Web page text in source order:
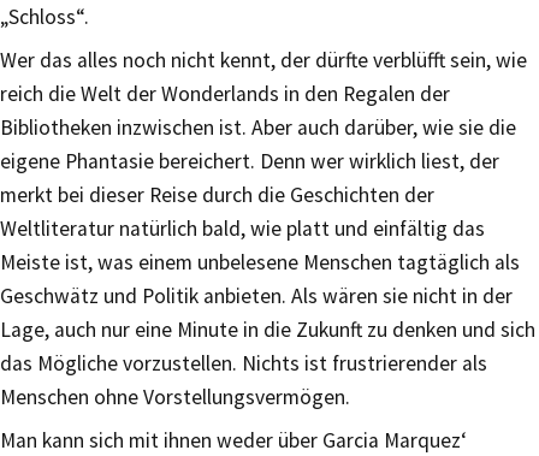
„Schloss“.
Wer das alles noch nicht kennt, der dürfte verblüfft sein, wie
reich die Welt der Wonderlands in den Regalen der
Bibliotheken inzwischen ist. Aber auch darüber, wie sie die
eigene Phantasie bereichert. Denn wer wirklich liest, der
merkt bei dieser Reise durch die Geschichten der
Weltliteratur natürlich bald, wie platt und einfältig das
Meiste ist, was einem unbelesene Menschen tagtäglich als
Geschwätz und Politik anbieten. Als wären sie nicht in der
Lage, auch nur eine Minute in die Zukunft zu denken und sich
das Mögliche vorzustellen. Nichts ist frustrierender als
Menschen ohne Vorstellungsvermögen.
Man kann sich mit ihnen weder über Garcia Marquez‘